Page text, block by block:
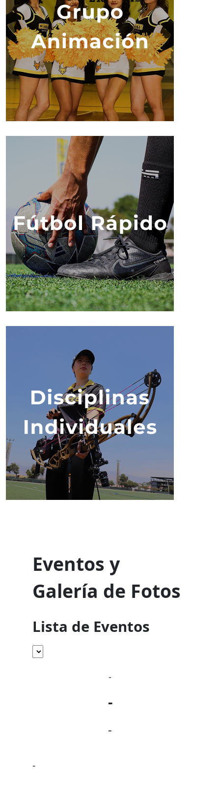
Eventos y
Galería de Fotos
Lista de Eventos
-
-
-
-